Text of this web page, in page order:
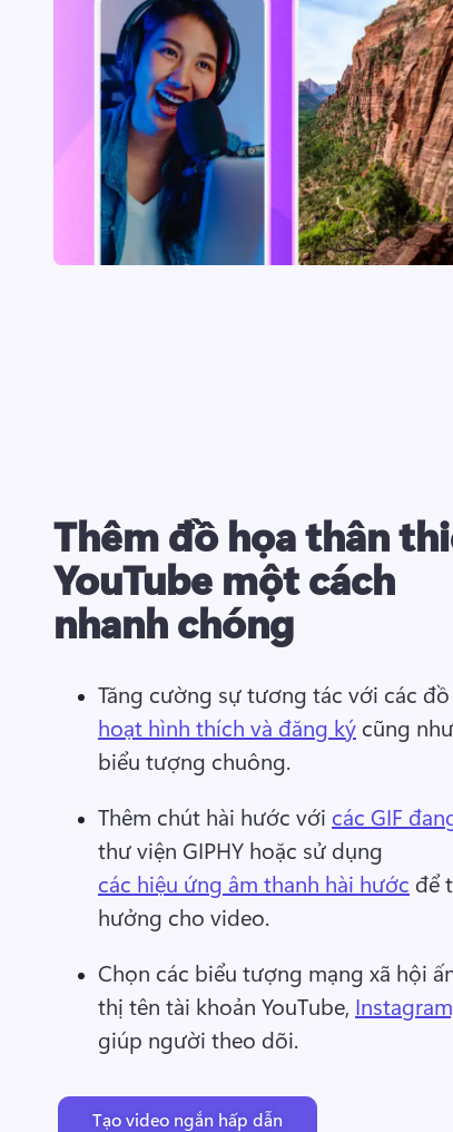
Thêm đồ họa thân
YouTube một cách
nhanh chóng
Tăng cường sự tương tác với các
hoạt hình thích và đăng ký cũng
biểu tượng chuông.
Thêm chút hài hước với các GIF
thư viện GIPHY hoặc sử dụng
các hiệu ứng âm thanh hài hước để
hưởng cho video.
Chọn các biểu tượng mạng xã hội
thị tên tài khoản YouTube,
giúp người theo dõi.
Tạo video ngắn hấp dẫn